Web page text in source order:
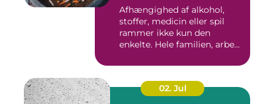
Afhængighed af alkohol,
stoffer, medicin eller spil
rammer ikke kun den
enkelte. Hele familien, arbe...
02. Jul